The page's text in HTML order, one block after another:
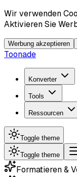
Wir verwenden
Aktivieren Sie
Werbung akzeptieren
Toonade
Konverter
Tools
Ressourcen
Toggle theme
Toggle theme
Formatieren &